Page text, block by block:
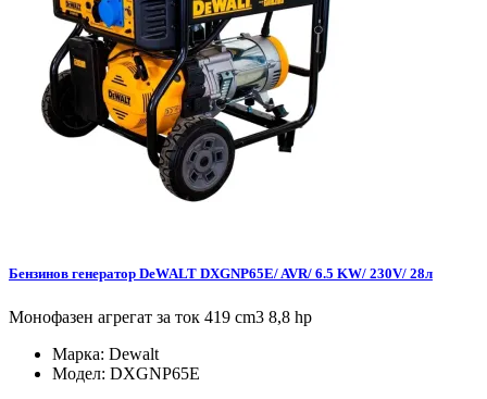
Бензинов генератор DeWALT DXGNP65E/ AVR/ 6.5 KW/ 230V/ 28л
Монофазен агрегат за ток 419 cm3 8,8 hp
Марка: Dewalt
Модел: DXGNP65E